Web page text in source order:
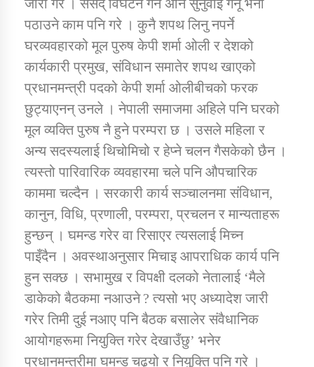
जारी गरे । संसद् विघटन गर्ने अनि सुनुवाइ गर्नू भनी
पठाउने काम पनि गरे । कुनै शपथ लिनु नपर्ने
घरव्यवहारको मूल पुरुष केपी शर्मा ओली र देशको
कार्यकारी प्रमुख, संविधान समातेर शपथ खाएको
प्रधानमन्त्री पदको केपी शर्मा ओलीबीचको फरक
छुट्याएनन् उनले । नेपाली समाजमा अहिले पनि घरको
मूल व्यक्ति पुरुष नै हुने परम्परा छ । उसले महिला र
अन्य सदस्यलाई थिचोमिचो र हेप्ने चलन गैसकेको छैन ।
त्यस्तो पारिवारिक व्यवहारमा चले पनि औपचारिक
काममा चल्दैन । सरकारी कार्य सञ्चालनमा संविधान,
कानुन, विधि, प्रणाली, परम्परा, प्रचलन र मान्यताहरू
हुन्छन् । घमन्ड गरेर वा रिसाएर त्यसलाई मिच्न
पाइँदैन । अवस्थाअनुसार मिचाइ आपराधिक कार्य पनि
हुन सक्छ । सभामुख र विपक्षी दलको नेतालाई ‘मैले
डाकेको बैठकमा नआउने ? त्यसो भए अध्यादेश जारी
गरेर तिमी दुई नआए पनि बैठक बसालेर संवैधानिक
आयोगहरूमा नियुक्ति गरेर देखाउँछु’ भनेर
प्रधानमन्त्रीमा घमन्ड चढ्यो र नियुक्ति पनि गरे ।